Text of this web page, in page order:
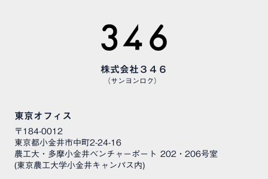
株式会社３４６
（サンヨンロク）
東京オフィス
〒184-0012
東京都小金井市中町2-24-16
農工大・多摩小金井ベンチャーポート 202・206号室
(東京農工大学小金井キャンパス内)